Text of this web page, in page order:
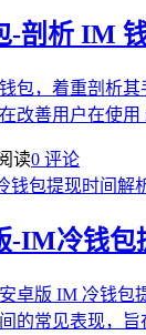
-剖析 IM
包，着重剖析
改善用户在使用
读0 评论
-IM冷钱包
卓版 IM 冷钱
的常见表现，旨